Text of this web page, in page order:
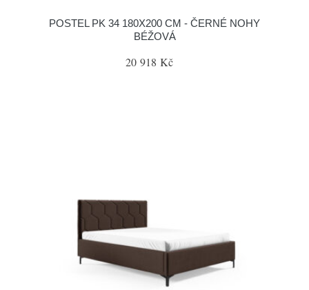
POSTEL PK 34 180X200 CM - ČERNÉ NOHY
BÉŽOVÁ
20 918 Kč